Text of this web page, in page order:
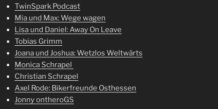
TwinSpark Podcast
Mia und Max: Wege wagen
Lisa und Daniel: Away On Leave
Tobias Grimm
Joana und Joshua: Wetzlos Weltwärts
Monica Schrapel
Christian Schrapel
Axel Rode: Bikerfreunde Osthessen
Jonny ontheroGS